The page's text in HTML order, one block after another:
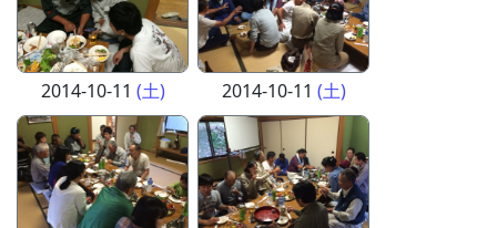
2014-10-11 (土) 2014-10-11 (土)